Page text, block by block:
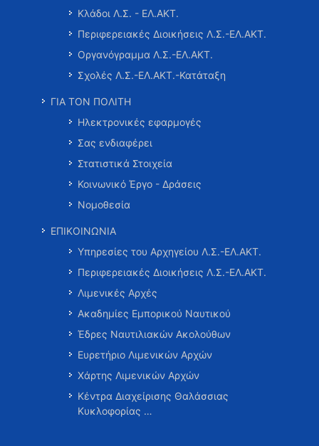
Κλάδοι Λ.Σ. - ΕΛ.ΑΚΤ.
Περιφερειακές Διοικήσεις Λ.Σ.-ΕΛ.ΑΚΤ.
Οργανόγραμμα Λ.Σ.-ΕΛ.ΑΚΤ.
Σχολές Λ.Σ.-ΕΛ.ΑΚΤ.-Κατάταξη
ΓΙΑ ΤΟΝ ΠΟΛΙΤΗ
Ηλεκτρονικές εφαρμογές
Σας ενδιαφέρει
Στατιστικά Στοιχεία
Κοινωνικό Έργο - Δράσεις
Νομοθεσία
ΕΠΙΚΟΙΝΩΝΙΑ
Υπηρεσίες του Αρχηγείου Λ.Σ.-ΕΛ.ΑΚΤ.
Περιφερειακές Διοικήσεις Λ.Σ.-ΕΛ.ΑΚΤ.
Λιμενικές Αρχές
Ακαδημίες Εμπορικού Ναυτικού
Έδρες Ναυτιλιακών Ακολούθων
Ευρετήριο Λιμενικών Αρχών
Χάρτης Λιμενικών Αρχών
Κέντρα Διαχείρισης Θαλάσσιας
Κυκλοφορίας …